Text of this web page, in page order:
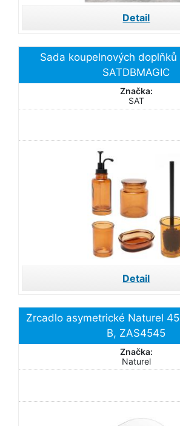
Detail
Sada koupelnových doplňků
SATDBMAGIC
Značka:
SAT
Detail
Zrcadlo asymetrické Naturel
B, ZAS4545
Značka:
Naturel